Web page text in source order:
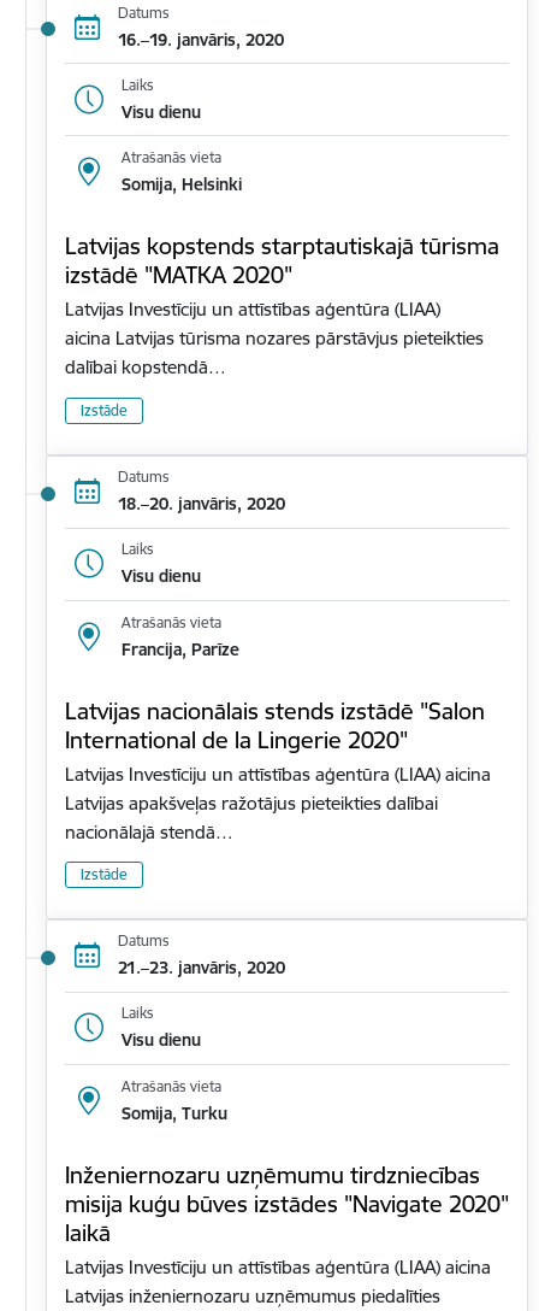
Datums
16.–19. janvāris, 2020
Laiks
Visu dienu
Atrašanās vieta
Somija, Helsinki
Latvijas kopstends starptautiskajā tūrisma
izstādē "MATKA 2020"
Latvijas Investīciju un attīstības aģentūra (LIAA)
aicina Latvijas tūrisma nozares pārstāvjus pieteikties
dalībai kopstendā…
Izstāde
Datums
18.–20. janvāris, 2020
Laiks
Visu dienu
Atrašanās vieta
Francija, Parīze
Latvijas nacionālais stends izstādē "Salon
International de la Lingerie 2020"
Latvijas Investīciju un attīstības aģentūra (LIAA) aicina
Latvijas apakšveļas ražotājus pieteikties dalībai
nacionālajā stendā…
Izstāde
Datums
21.–23. janvāris, 2020
Laiks
Visu dienu
Atrašanās vieta
Somija, Turku
Inženiernozaru uzņēmumu tirdzniecības
misija kuģu būves izstādes "Navigate 2020"
laikā
Latvijas Investīciju un attīstības aģentūra (LIAA) aicina
Latvijas inženiernozaru uzņēmumus piedalīties